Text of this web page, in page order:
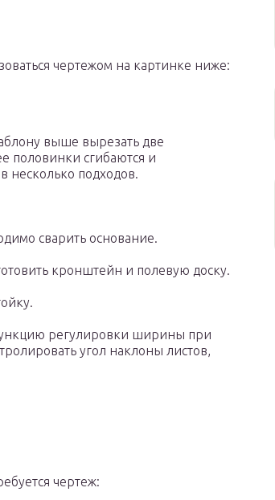
чертежом на картинке ниже:
выше вырезать две
половинки сгибаются и
несколько подходов.
сварить основание.
кронштейн и полевую доску.
регулировки ширины при
угол наклоны листов,
чертеж: